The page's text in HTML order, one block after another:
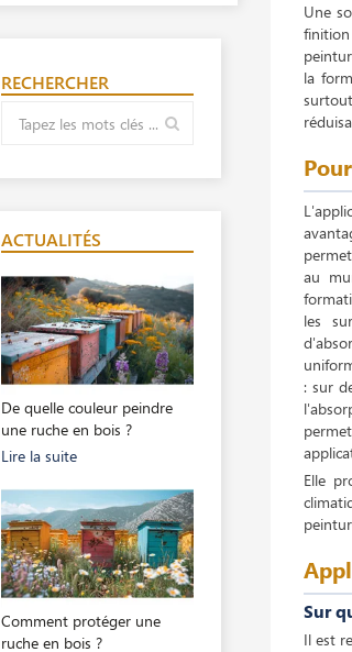
RECHERCHER
ACTUALITÉS
De quelle couleur peindre
une ruche en bois ?
Lire la suite
Comment protéger une
ruche en bois ?
Une
la
au
les
: sur
Elle
Sur
Il est